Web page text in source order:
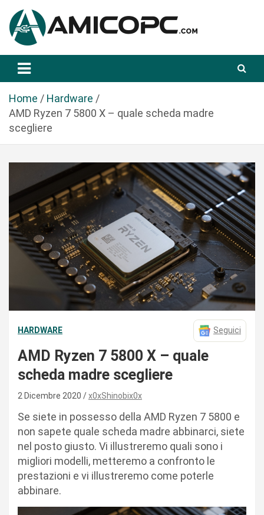
a
Amicopc.com
Home
Hardware
AMD Ryzen 7 5800 X – quale scheda madre
scegliere
HARDWARE Seguici
AMD Ryzen 7 5800 X – quale
scheda madre scegliere
2 Dicembre 2020 x0xShinobix0x
Se siete in possesso della AMD Ryzen 7 5800 e
non sapete quale scheda madre abbinarci, siete
nel posto giusto. Vi illustreremo quali sono i
migliori modelli, metteremo a confronto le
prestazioni e vi illustreremo come poterle
abbinare.